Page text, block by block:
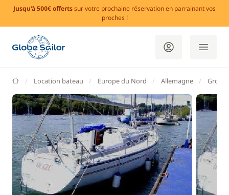
Jusqu'à 500€ offertssur votre prochaine réservation en parrainant vos
proches !
GlobeSailor
Location bateau Europe du Nord Allemagne